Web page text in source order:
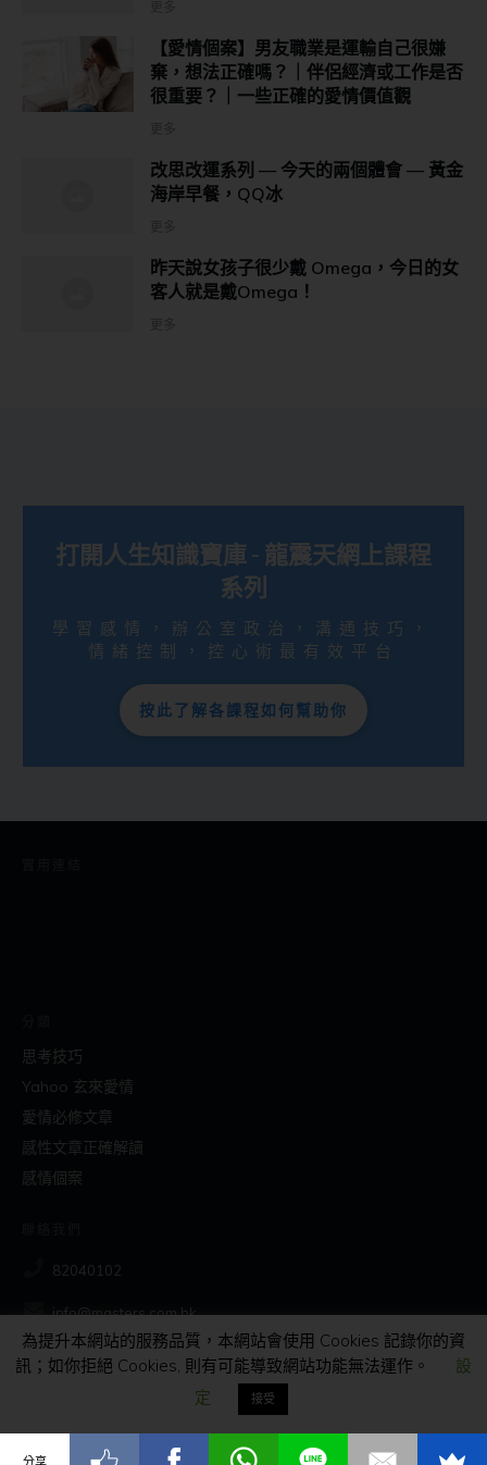
【愛情個案】男友職業是運輸自己很嫌
棄，想法正確嗎？｜伴侶經濟或工作是否
很重要？｜一些正確的愛情價值觀
改思改運系列 — 今天的兩個體會 — 黃金
海岸早餐，QQ冰
昨天說女孩子很少戴 Omega，今日的女
客人就是戴Omega！
打開人生知識寶庫 - 龍震天網上課程
系列
學習感情，辦公室政治，溝通技巧，
情緒控制，控心術最有效平台
按此了解各課程如何幫助你
思考技巧
Yahoo 玄來愛情
愛情必修文章
感性文章正確解讀
感情個案
82040102
info@masters.com.hk
社交
為提升本網站的服務品質，本網站會使用 Cookies 記錄你的資
訊；如你拒絕 Cookies, 則有可能導致網站功能無法運作。
設
定
接受
分享